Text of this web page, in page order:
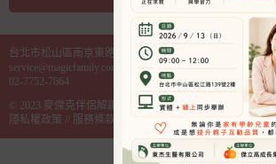
l
t
e
n
a
© 2023 麥傑克伴侶解讀中心麥傑克管理顧問有限公司 統
隱私權政策
服務條款
台北市松山區南京東路四段130號2樓之1
service@magicfamily.com.tw
02-7752-7664